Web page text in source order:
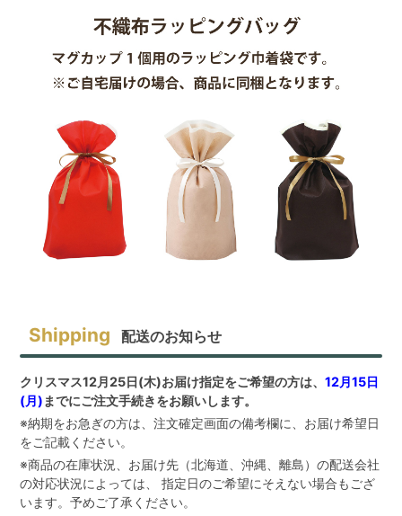
配送のお知らせ
クリスマス12月25日(木)お届け指定をご希望の方は、12月15日
(月) までにご注文手続きをお願いします。
※納期をお急ぎの方は、注文確定画面の備考欄に、お届け希望日
をご記載ください。
※商品の在庫状況、お届け先（北海道、沖縄、離島）の配送会社
の対応状況によっては、 指定日のご希望にそえない場合もござ
います。予めご了承ください。